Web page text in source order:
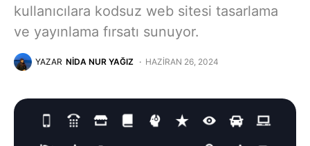
kullanıcılara kodsuz web sitesi tasarlama
ve yayınlama fırsatı sunuyor.
YAZAR NIDA NUR YAĞIZ HAZIRAN 26, 2024